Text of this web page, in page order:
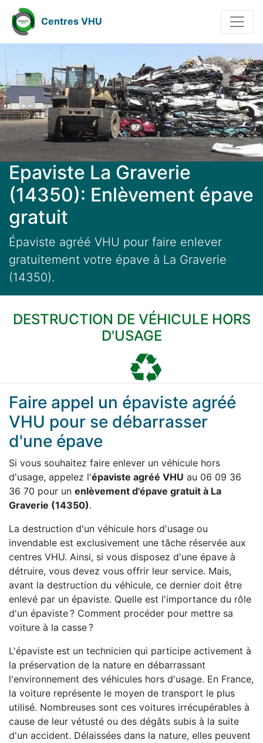
Centres VHU
Epaviste La Graverie
(14350): Enlèvement épave
gratuit
Épaviste agréé VHU pour faire enlever
gratuitement votre épave à La Graverie
(14350).
DESTRUCTION DE VÉHICULE HORS
D'USAGE
Faire appel un épaviste agréé
VHU pour se débarrasser
d'une épave
Si vous souhaitez faire enlever un véhicule hors
d'usage, appelez l'épaviste agréé VHU au 06 09 36
36 70 pour un enlèvement d'épave gratuit à La
Graverie (14350).
La destruction d'un véhicule hors d'usage ou
invendable est exclusivement une tâche réservée aux
centres VHU. Ainsi, si vous disposez d'une épave à
détruire, vous devez vous offrir leur service. Mais,
avant la destruction du véhicule, ce dernier doit être
enlevé par un épaviste. Quelle est l'importance du rôle
d'un épaviste ? Comment procéder pour mettre sa
voiture à la casse ?
L'épaviste est un technicien qui participe activement à
la préservation de la nature en débarrassant
l'environnement des véhicules hors d'usage. En France,
la voiture représente le moyen de transport le plus
utilisé. Nombreuses sont ces voitures irrécupérables à
cause de leur vétusté ou des dégâts subis à la suite
d'un accident. Délaissées dans la nature, elles peuvent